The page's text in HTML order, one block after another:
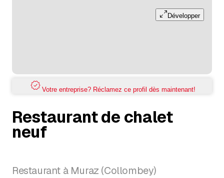
Développer
Votre entreprise? Réclamez ce profil dès maintenant!
Restaurant de chalet
neuf
Restaurant à Muraz (Collombey)